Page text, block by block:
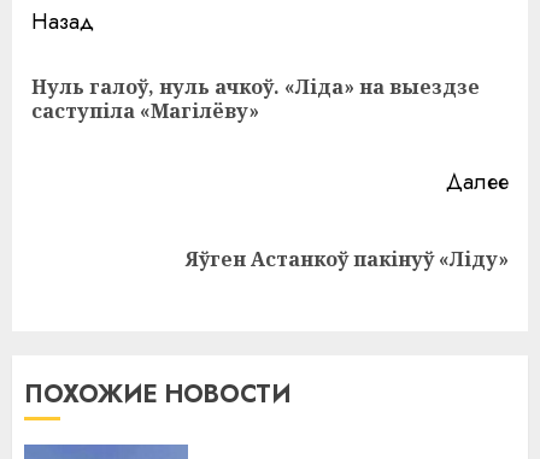
Навигация
записи
Назад
Нуль галоў, нуль ачкоў. «Ліда» на выездзе
саступіла «Магілёву»
Далее
Яўген Астанкоў пакінуў «Ліду»
ПОХОЖИЕ НОВОСТИ